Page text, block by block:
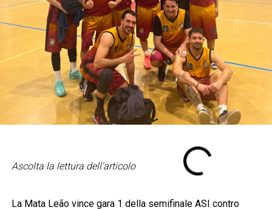
Ascolta la lettura dell'articolo
La Mata Leão vince gara 1 della semifinale ASI contro